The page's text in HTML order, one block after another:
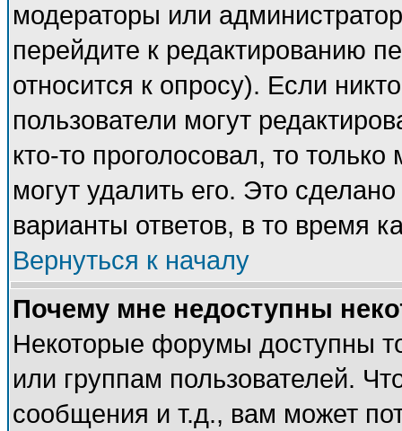
модераторы или
перейдите к редактированию
относится к опросу). Если
пользователи могут
кто-то проголосовал, то
могут удалить его. Это
варианты ответов, в то время
Вернуться к началу
Почему мне недоступны
Некоторые форумы доступны
или группам пользователей.
сообщения и т.д., вам может